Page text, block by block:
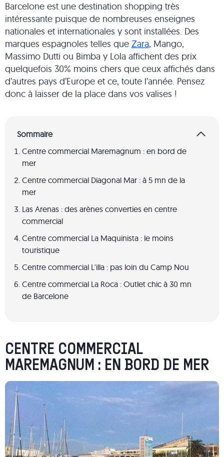
Barcelone est une destination shopping très
intéressante puisque de nombreuses enseignes
nationales et internationales y sont installées. Des
marques espagnoles telles que Zara, Mango,
Massimo Dutti ou Bimba y Lola affichent des prix
quelquefois 30% moins chers que ceux affichés dans
d’autres pays d’Europe et ce, toute l’année. Pensez
donc à laisser de la place dans vos valises !
Sommaire
Centre commercial Maremagnum : en bord de
mer
Centre commercial Diagonal Mar : à 5 mn de la
mer
Las Arenas : des arènes converties en centre
commercial
Centre commercial La Maquinista : le moins
touristique
Centre commercial L'illa : pas loin du Camp Nou
Centre commercial La Roca : Outlet chic à 30 mn
de Barcelone
CENTRE COMMERCIAL
MAREMAGNUM : EN BORD DE MER